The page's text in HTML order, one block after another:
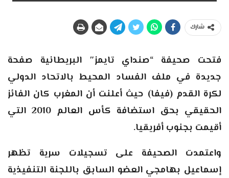
شارك
فتحت صحيفة “صنداي تايمز″ البريطانية صفحة
جديدة في ملف الفساد المحيط بالاتحاد الدولي
لكرة القدم (فيفا) حيث أعلنت أن المغرب كان الفائز
الحقيقي بحق استضافة كأس العالم 2010 التي
أقيمت بجنوب أفريقيا.
واعتمدت الصحيفة على تسجيلات سرية تظهر
إسماعيل بهامجي العضو السابق باللجنة التنفيذية